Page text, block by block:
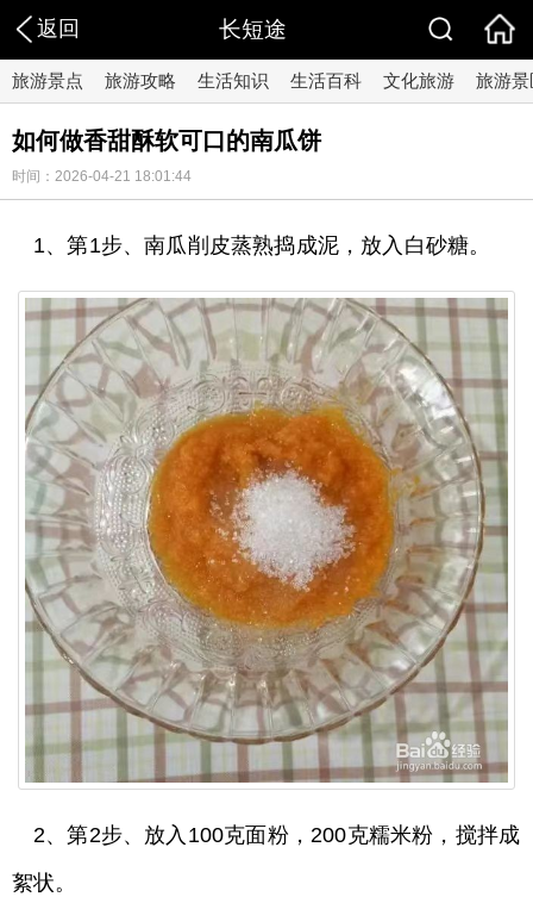
返回 长短途
旅游景点 旅游攻略 生活知识 生活百科 文化旅游 旅游景
如何做香甜酥软可口的南瓜饼
时间：2026-04-21 18:01:44
1、第1步、南瓜削皮蒸熟捣成泥，放入白砂糖。
2、第2步、放入100克面粉，200克糯米粉，搅拌成
絮状。